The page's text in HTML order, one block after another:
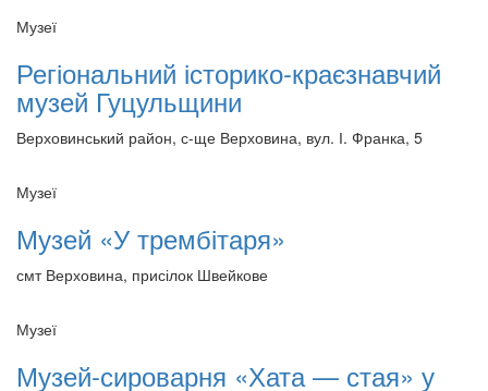
Музеї
Регіональний історико-краєзнавчий
музей Гуцульщини
Верховинський район, с-ще Верховина, вул. І. Франка, 5
Музеї
Музей «У трембітаря»
смт Верховина, присілок Швейкове
Музеї
Музей-сироварня «Хата — стая» у